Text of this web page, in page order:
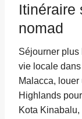
Itinéraire
nomad
Séjourner plus
vie locale
Malacca,
Highlands
Kota Kinabalu,